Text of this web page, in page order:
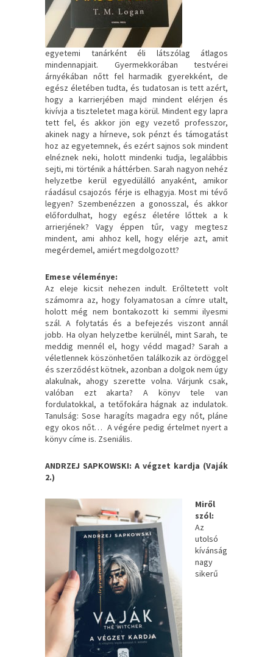
egyetemi tanárként éli látszólag átlagos
mindennapjait. Gyermekkorában testvérei
árnyékában nőtt fel harmadik gyerekként, de
egész életében tudta, és tudatosan is tett azért,
hogy a karrierjében majd mindent elérjen és
kivívja a tiszteletet maga körül. Mindent egy lapra
tett fel, és akkor jön egy vezető professzor,
akinek nagy a hírneve, sok pénzt és támogatást
hoz az egyetemnek, és ezért sajnos sok mindent
elnéznek neki, holott mindenki tudja, legalábbis
sejti, mi történik a háttérben. Sarah nagyon nehéz
helyzetbe kerül egyedülálló anyaként, amikor
ráadásul csajozós férje is elhagyja. Most mi tévő
legyen? Szembenézzen a gonosszal, és akkor
előfordulhat, hogy egész életére lőttek a k
arrierjének? Vagy éppen tűr, vagy megtesz
mindent, ami ahhoz kell, hogy elérje azt, amit
megérdemel, amiért megdolgozott?
Emese véleménye:
Az eleje kicsit nehezen indult. Erőltetett volt
számomra az, hogy folyamatosan a címre utalt,
holott még nem bontakozott ki semmi ilyesmi
szál. A folytatás és a befejezés viszont annál
jobb. Ha olyan helyzetbe kerülnél, mint Sarah, te
meddig mennél el, hogy védd magad? Sarah a
véletlennek köszönhetően találkozik az ördöggel
és szerződést kötnek, azonban a dolgok nem úgy
alakulnak, ahogy szerette volna. Várjunk csak,
valóban ezt akarta? A könyv tele van
fordulatokkal, a tetőfokára hágnak az indulatok.
Tanulság: Sose haragíts magadra egy nőt, pláne
egy okos nőt… A végére pedig értelmet nyert a
könyv címe is. Zseniális.
ANDRZEJ SAPKOWSKI: A végzet kardja (Vaják
2.)
Miről
szól:
Az ​
utolsó
kívánság
nagy
sikerű